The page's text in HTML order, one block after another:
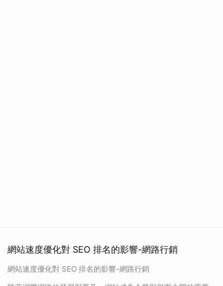
網站速度優化對 SEO 排名的影響-網路行銷
網站速度優化對 SEO 排名的影響-網路行銷